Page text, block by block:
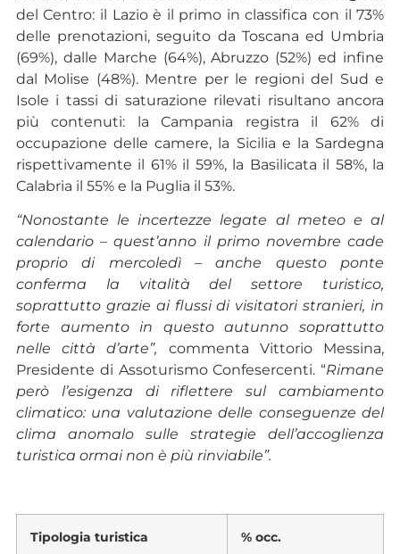
del Centro: il Lazio è il primo in classifica con il 73%
delle prenotazioni, seguito da Toscana ed Umbria
(69%), dalle Marche (64%), Abruzzo (52%) ed infine
dal Molise (48%). Mentre per le regioni del Sud e
Isole i tassi di saturazione rilevati risultano ancora
più contenuti: la Campania registra il 62% di
occupazione delle camere, la Sicilia e la Sardegna
rispettivamente il 61% il 59%, la Basilicata il 58%, la
Calabria il 55% e la Puglia il 53%.
“Nonostante le incertezze legate al meteo e al
calendario – quest’anno il primo novembre cade
proprio di mercoledì – anche questo ponte
conferma la vitalità del settore turistico,
soprattutto grazie ai flussi di visitatori stranieri, in
forte aumento in questo autunno soprattutto
nelle città d’arte”, commenta Vittorio Messina,
Presidente di Assoturismo Confesercenti. “Rimane
però l’esigenza di riflettere sul cambiamento
climatico: una valutazione delle conseguenze del
clima anomalo sulle strategie dell’accoglienza
turistica ormai non è più rinviabile”.
Tipologia turistica % occ.